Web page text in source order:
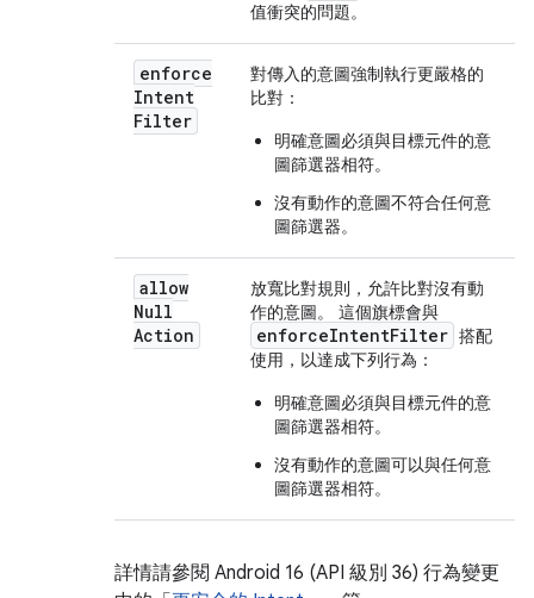
值衝突的問題。
enforce
Intent
Filter
對傳入的意圖強制執行更嚴格的
比對：
明確意圖必須與目標元件的意
圖篩選器相符。
沒有動作的意圖不符合任何意
圖篩選器。
allow
Null
Action
放寬比對規則，允許比對沒有動
作的意圖。 這個旗標會與
enforceIntentFilter 搭配
使用，以達成下列行為：
明確意圖必須與目標元件的意
圖篩選器相符。
沒有動作的意圖可以與任何意
圖篩選器相符。
詳情請參閱 Android 16 (API 級別 36) 行為變更